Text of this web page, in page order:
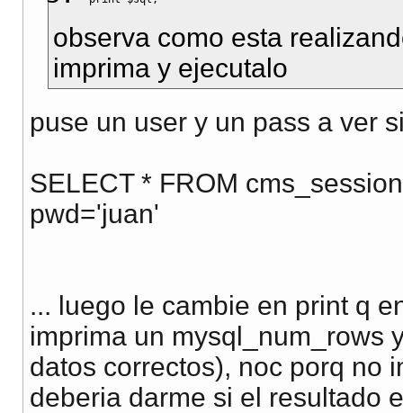
observa como esta
imprima y ejecutalo
puse un user y un pass a ver
SELECT * FROM
pwd='juan'
... luego le cambie en print q
imprima un mysql_num_rows
datos correctos), noc porq no
deberia darme si el resultado